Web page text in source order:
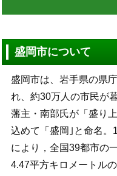
盛岡市について
盛岡市は、岩手県の県
れ、約30万人の市民が
藩主・南部氏が「盛り
込めて「盛岡｣と命名
により，全国39都市の
4.47平方キロメートル